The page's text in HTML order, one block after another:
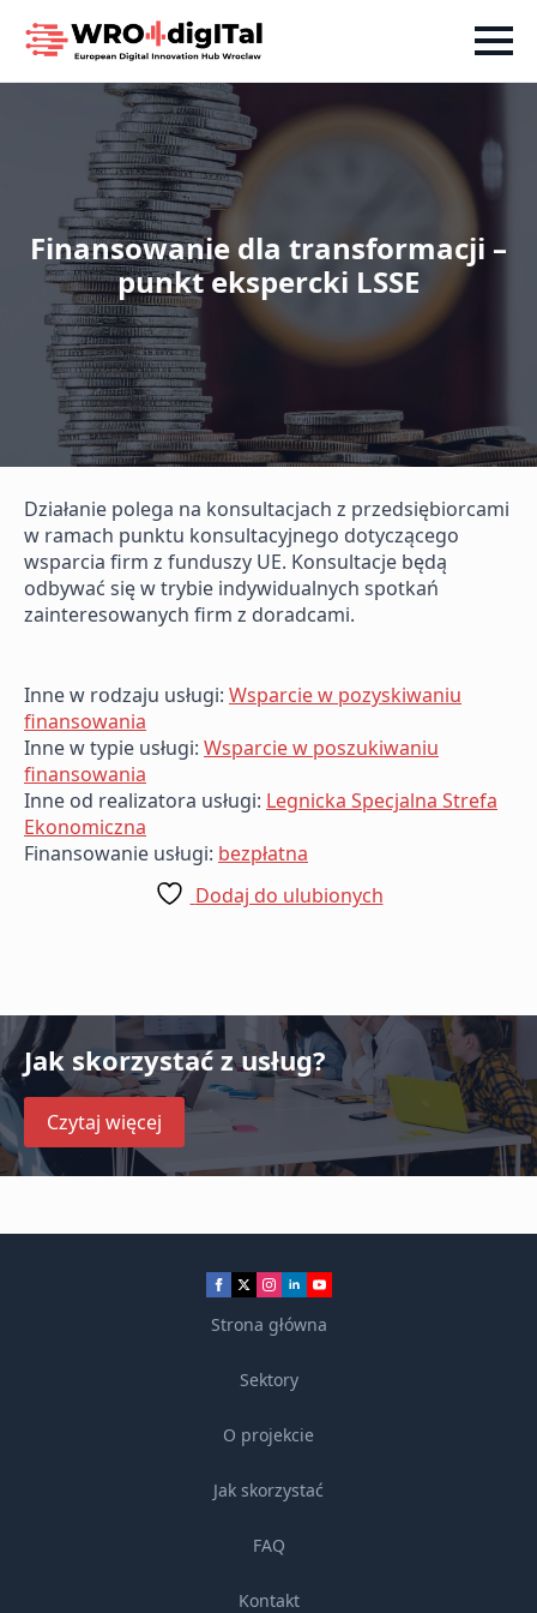
Finansowanie dla transformacji –
punkt ekspercki LSSE
Działanie polega na konsultacjach z przedsiębiorcami
w ramach punktu konsultacyjnego dotyczącego
wsparcia firm z funduszy UE. Konsultacje będą
odbywać się w trybie indywidualnych spotkań
zainteresowanych firm z doradcami.
Inne w rodzaju usługi: Wsparcie w pozyskiwaniu
finansowania
Inne w typie usługi: Wsparcie w poszukiwaniu
finansowania
Inne od realizatora usługi: Legnicka Specjalna Strefa
Ekonomiczna
Finansowanie usługi: bezpłatna
Dodaj do ulubionych
Jak skorzystać z usług?
Czytaj więcej
Strona główna
Sektory
O projekcie
Jak skorzystać
FAQ
Kontakt